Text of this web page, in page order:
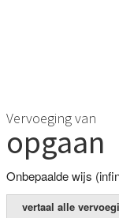
Vervoeging van
opgaan
Onbepaalde wijs
vertaal alle